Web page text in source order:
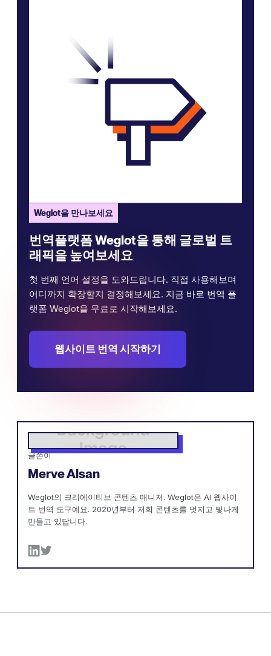
Weglot을 만나보세요
번역플랫폼 Weglot을 통해 글로벌 트
래픽을 높여보세요
첫 번째 언어 설정을 도와드립니다. 직접 사용해보며
어디까지 확장할지 결정해보세요. 지금 바로 번역 플
랫폼 Weglot을 무료로 시작해보세요.
웹사이트 번역 시작하기
글쓴이
Merve Alsan
Weglot의 크리에이티브 콘텐츠 매니저. Weglot은 AI 웹사이
트 번역 도구예요. 2020년부터 저희 콘텐츠를 멋지고 빛나게
만들고 있답니다.